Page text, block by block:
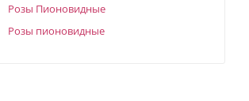
Розы Пионовидные
Розы пионовидные